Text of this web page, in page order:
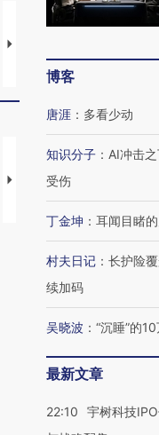
视线｜HYROX的吸金
术：是什么让中产们甘
心“花钱找虐”？
【推广】走进第四届链博
博客
唐涯 ： 多看少动
知识分子 ： AI冲击
受伤
丁金坤 ： 耳闻目睹
村夫日记 ： 长护险
续加码
吴晓波 ： “沉睡”的
最新文章
22:10
宇树科技